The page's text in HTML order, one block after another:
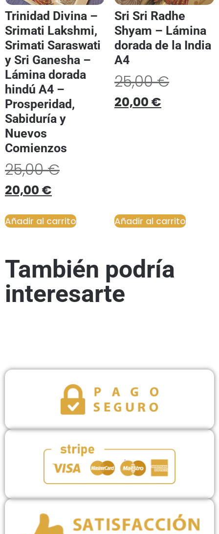
Trinidad Divina –
Srimati Lakshmi,
Srimati Saraswati
y Sri Ganesha –
Lámina dorada
hindú A4 –
Prosperidad,
Sabiduría y
Nuevos
Comienzos
25,00€
20,00 €
Añadir al carrito
Sri Sri Radhe
Shyam – Lámina
dorada de la India
A4
25,00€
20,00 €
Añadir al carrito
También podría
interesarte